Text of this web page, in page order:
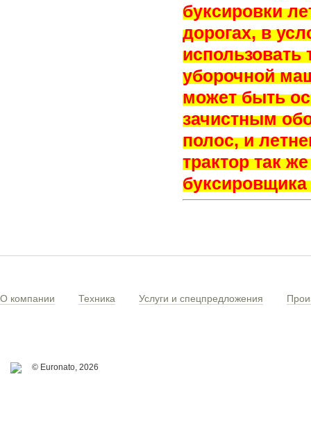
буксировки
дорогах, в
использовать
уборочной
может быть
зачистным
полос, и
трактор так
О компании Техника Услуги и спецпредложения
© Euronato, 2026